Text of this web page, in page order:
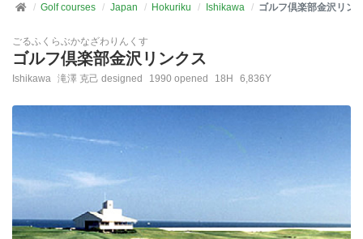
Golf courses Japan Hokuriku Ishikawa ゴルフ倶楽部金沢リン
ごるふくらぶかなざわりんくす
ゴルフ倶楽部金沢リンクス
Ishikawa 滝澤 克己 designed 1990 opened 18H 6,836Y